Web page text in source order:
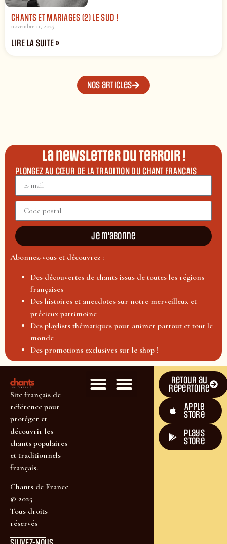
CHANTS ET MARIAGES (2) LE SUD !
novembre 11, 2025
LIRE LA SUITE »
Nos articles
La newsletter du terroir !
PLONGEZ AU CŒUR DE LA TRADITION DU CHANT FRANÇAIS
Je m'abonne
Abonnez-vous et découvrez :
Des découvertes de chants issus de toutes les régions
françaises
Des histoires et anecdotes sur notre merveilleux et
précieux patrimoine
Des playlists thématiques pour animer partout et tout le
monde
Des promotions exclusives sur le shop !
Site français de
référence pour
protéger et
découvrir les
chants populaires
et traditionnels
français.
Chants de France
© 2025
Tous droits
réservés
Retour au
répertoire
Apple
Store
plays
store